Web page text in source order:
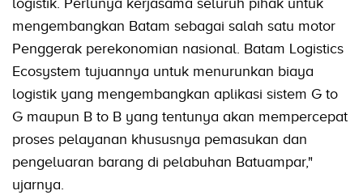
mengembangkan Batam sebagai salah satu motor
Penggerak perekonomian nasional. Batam Logistics
Ecosystem tujuannya untuk menurunkan biaya
logistik yang mengembangkan aplikasi sistem G to
G maupun B to B yang tentunya akan mempercepat
proses pelayanan khususnya pemasukan dan
pengeluaran barang di pelabuhan Batuampar,"
ujarnya.